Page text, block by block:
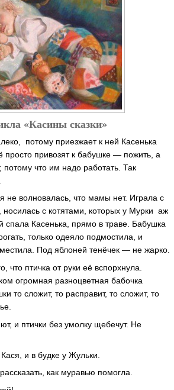
«Касины сказки»
потому приезжает к ней Касенька
просто привозят к бабушке — пожить, а
что им надо работать. Так
не волновалась, что мамы нет. Играла с
носилась с котятами, которых у Мурки аж
спала Касенька, прямо в траве. Бабушка
только одеяло подмостила, и
Под яблоней тенёчек — не жарко.
что птичка от руки её вспорхнула.
огромная разноцветная бабочка
то сложит, то расправит, то сложит, то
и птички без умолку щебечут. Не
и в будке у Жульки.
как муравью помогла.